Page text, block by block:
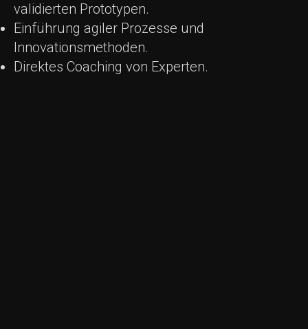
validierten Prototypen.
Einführung agiler Prozesse und
Innovationsmethoden.
Direktes Coaching von Experten.